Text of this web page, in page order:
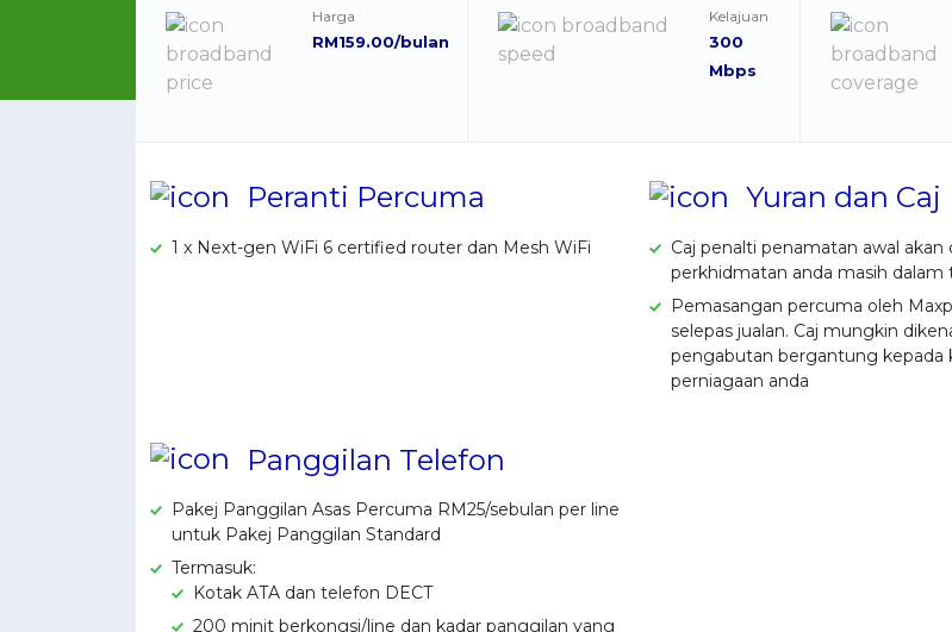
Harga
RM159.00/bulan
Kelajuan
300
Mbps
Peranti Percuma
1 x Next-gen WiFi 6 certified router dan Mesh WiFi
Yuran dan Caj
Caj penalti penamatan awal akan
perkhidmatan anda masih dalam
Pemasangan percuma oleh
selepas jualan. Caj mungkin
pengabutan bergantung kepada
perniagaan anda
Panggilan Telefon
Pakej Panggilan Asas Percuma RM25/sebulan per line
untuk Pakej Panggilan Standard
Termasuk:
Kotak ATA dan telefon DECT
200 minit berkongsi/line dan kadar panggilan yang